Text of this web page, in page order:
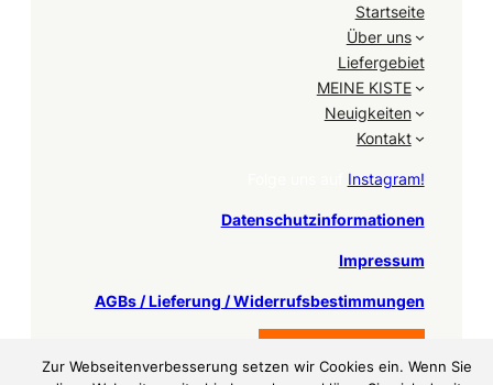
Startseite
Über uns
Liefergebiet
MEINE KISTE
Neuigkeiten
Kontakt
Instagram!
Datenschutzinformationen
Impressum
AGBs / Lieferung / Widerrufsbestimmungen
Bestellung stornieren
Zur Webseitenverbesserung setzen wir Cookies ein. Wenn Sie